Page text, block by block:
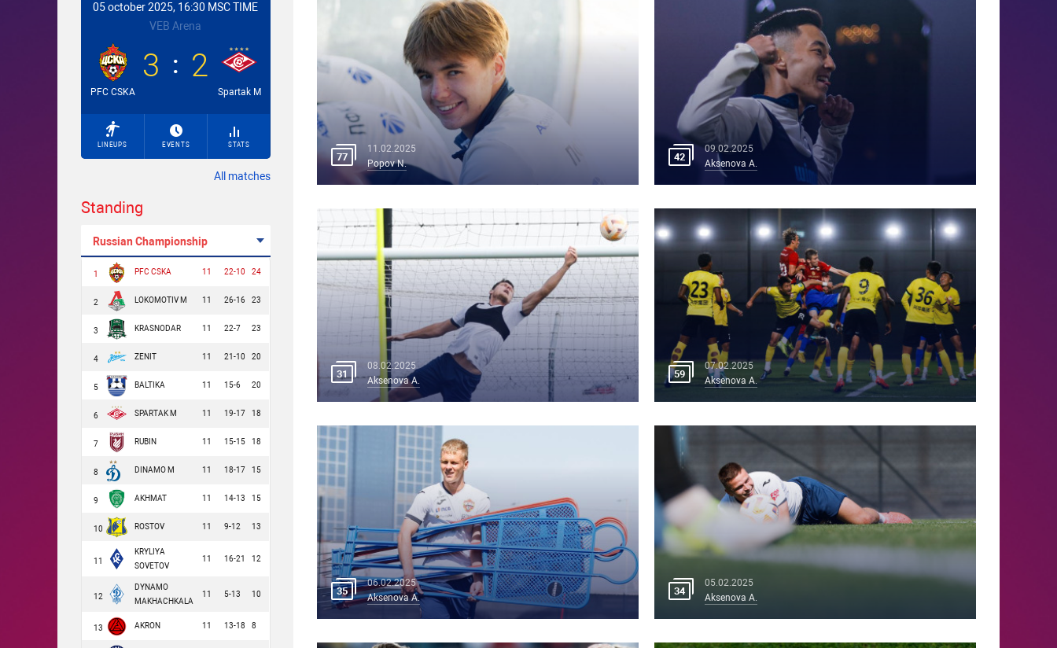
05 october 2025, 16:30 MSC TIME
VEB Arena
PFC CSKA
3 2
Spartak M
LINEUPS EVENTS STATS
All matches
Standing
Russian Championship
1 PFC CSKA 11 22-10 24
2 LOKOMOTIV M 11 26-16 23
3 KRASNODAR 11 22-7 23
4 ZENIT 11 21-10 20
5 BALTIKA 11 15-6 20
6 SPARTAK M 11 19-17 18
7 RUBIN 11 15-15 18
8 DINAMO M 11 18-17 15
9 AKHMAT 11 14-13 15
10 ROSTOV 11 9-12 13
11
KRYLIYA
SOVETOV
11 16-21 12
12
DYNAMO
MAKHACHKALA
11 5-13 10
13 AKRON 11 13-18 8
77
11.02.2025
Popov N.
42
09.02.2025
Aksenova A.
31
08.02.2025
Aksenova A.
59
07.02.2025
Aksenova A.
35
06.02.2025
Aksenova A.
34
05.02.2025
Aksenova A.